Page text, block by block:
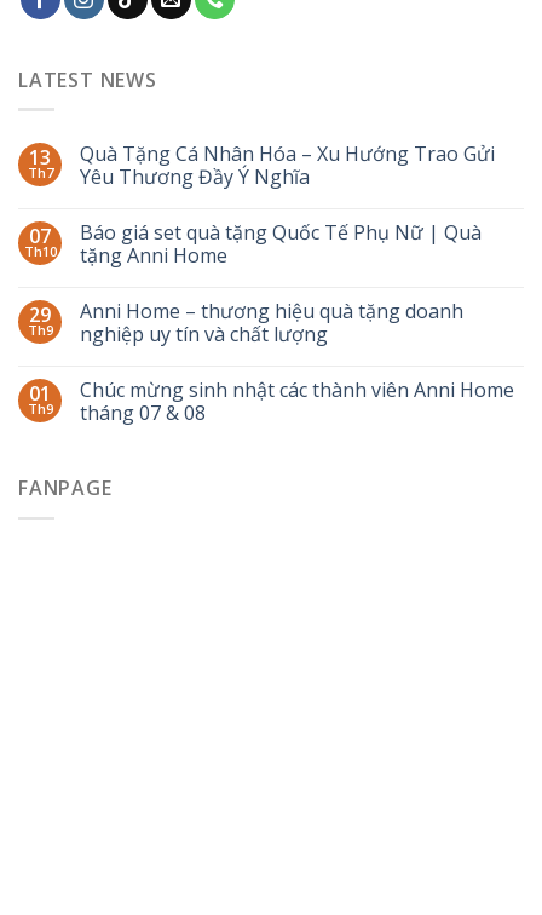
LATEST NEWS
13
Th7
Quà Tặng Cá Nhân Hóa – Xu Hướng Trao Gửi
Yêu Thương Đầy Ý Nghĩa
07
Th10
Báo giá set quà tặng Quốc Tế Phụ Nữ | Quà
tặng Anni Home
29
Th9
Anni Home – thương hiệu quà tặng doanh
nghiệp uy tín và chất lượng
01
Th9
Chúc mừng sinh nhật các thành viên Anni Home
tháng 07 & 08
FANPAGE